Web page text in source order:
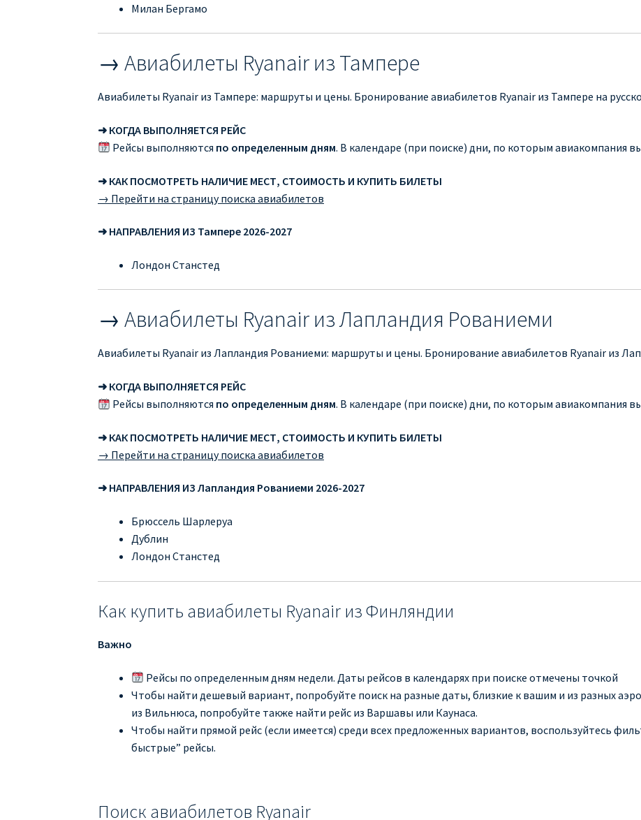
Милан Бергамо
→ Авиабилеты Ryanair из Тампере
Авиабилеты Ryanair из Тампере: маршруты и цены. Бронирование авиабилетов Ryanair из Тампере на
➜ КОГДА ВЫПОЛНЯЕТСЯ РЕЙС
Рейсы выполняются по определенным дням. В календаре (при поиске) дни, по которым авиакомпания
➜ КАК ПОСМОТРЕТЬ НАЛИЧИЕ МЕСТ, СТОИМОСТЬ И КУПИТЬ БИЛЕТЫ
→ Перейти на страницу поиска авиабилетов
➜ НАПРАВЛЕНИЯ ИЗ Тампере 2026-2027
Лондон Станстед
→ Авиабилеты Ryanair из Лапландия Рованиеми
Авиабилеты Ryanair из Лапландия Рованиеми: маршруты и цены. Бронирование авиабилетов Ryanair из
➜ КОГДА ВЫПОЛНЯЕТСЯ РЕЙС
Рейсы выполняются по определенным дням. В календаре (при поиске) дни, по которым авиакомпания
➜ КАК ПОСМОТРЕТЬ НАЛИЧИЕ МЕСТ, СТОИМОСТЬ И КУПИТЬ БИЛЕТЫ
→ Перейти на страницу поиска авиабилетов
➜ НАПРАВЛЕНИЯ ИЗ Лапландия Рованиеми 2026-2027
Брюссель Шарлеруа
Дублин
Лондон Станстед
Как купить авиабилеты Ryanair из Финляндии
Важно
Рейсы по определенным дням недели. Даты рейсов в календарях при поиске отмечены точкой
Чтобы найти дешевый вариант, попробуйте поиск на разные даты, близкие к вашим и из разных
из Вильнюса, попробуйте также найти рейс из Варшавы или Каунаса.
Чтобы найти прямой рейс (если имеется) среди всех предложенных вариантов, воспользуйтесь
быстрые” рейсы.
Поиск авиабилетов Ryanair